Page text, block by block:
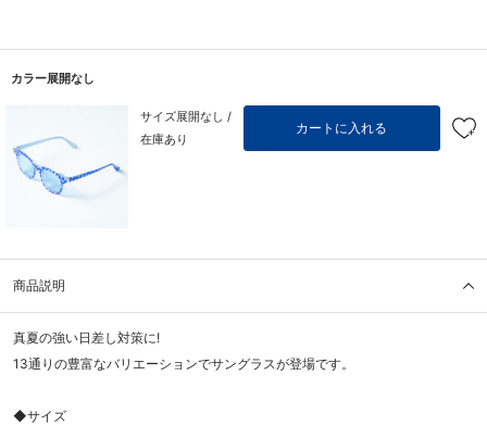
カラー展開なし
サイズ展開なし /
在庫あり
カートに入れる
商品説明
真夏の強い日差し対策に!
13通りの豊富なバリエーションでサングラスが登場です。
◆サイズ